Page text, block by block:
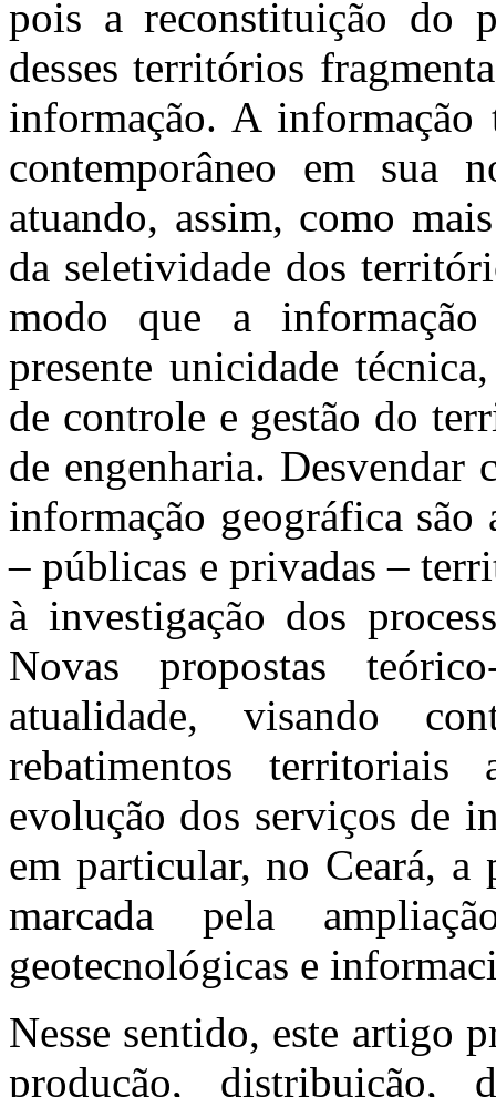
pois a reconstituição do
desses territórios
informação. A informação
contemporâneo em sua
atuando, assim, como
da seletividade dos
modo que a
presente unicidade
de controle e gestão do
de engenharia. Desvendar
informação geográfica são
– públicas e privadas –
à investigação dos
Novas propostas
atualidade, visando
rebatimentos
evolução dos serviços de
em particular, no Ceará, a
marcada pela
geotecnológicas e
Nesse sentido, este artigo
produção, distribuição,